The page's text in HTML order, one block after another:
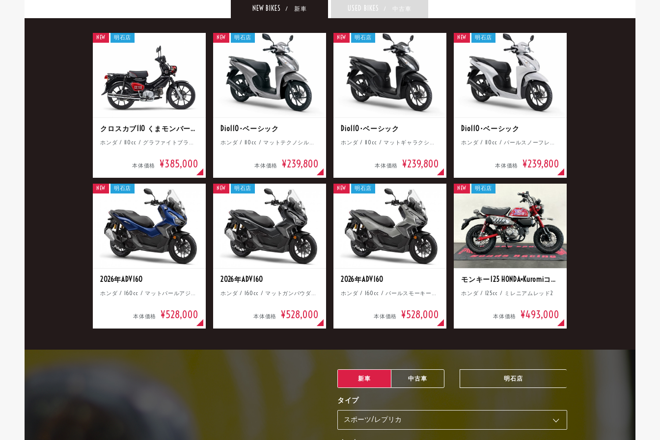
NEW BIKES / 新車 USED BIKES / 中古車
クロスカブ110 くまモンバージョン
ホンダ / 110cc / グラファイトブラック
本体価格 ¥385,000
NEW 明石店
Dio110･ベーシック
ホンダ / 110cc / マットテクノシルバーメタリック
本体価格 ¥239,800
NEW 明石店
Dio110･ベーシック
ホンダ / 110cc / マットギャラクシーブラックメタリック
本体価格 ¥239,800
NEW 明石店
Dio110･ベーシック
ホンダ / 110cc / パールスノーフレークホワイト
本体価格 ¥239,800
NEW 明石店
2026年ADV160
ホンダ / 160cc / マットパールアジャイルブルー
本体価格 ¥528,000
NEW 明石店
2026年ADV160
ホンダ / 160cc / マットガンパウダーブラックメタリック
本体価格 ¥528,000
NEW 明石店
2026年ADV160
ホンダ / 160cc / パールスモーキーグレー
本体価格 ¥528,000
NEW 明石店
モンキー125 HONDA×Kuromiコラボ
ホンダ / 125cc / ミレニアムレッド2
本体価格 ¥493,000
NEW 明石店
新車 中古車 明石店
タイプ